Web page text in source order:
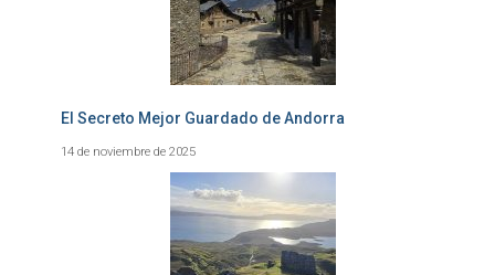
El Secreto Mejor Guardado de Andorra
14 de noviembre de 2025